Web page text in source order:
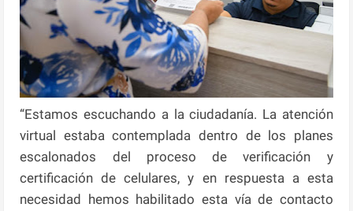
“Estamos escuchando a la ciudadanía. La atención
virtual estaba contemplada dentro de los planes
escalonados del proceso de verificación y
certificación de celulares, y en respuesta a esta
necesidad hemos habilitado esta vía de contacto